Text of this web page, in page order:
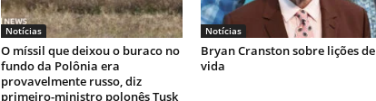
Notícias
O míssil que deixou o buraco no
fundo da Polônia era
provavelmente russo, diz
primeiro-ministro polonês Tusk
Notícias
Bryan Cranston sobre lições de
vida